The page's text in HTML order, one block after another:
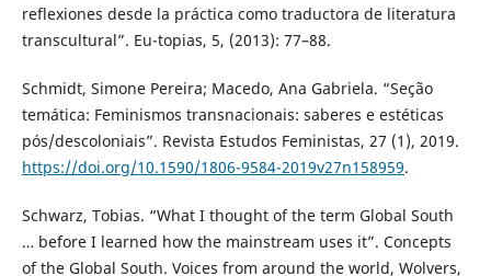
reflexiones desde la práctica como traductora de literatura
transcultural”. Eu-topias, 5, (2013): 77–88.
Schmidt, Simone Pereira; Macedo, Ana Gabriela. “Seção
temática: Feminismos transnacionais: saberes e estéticas
pós/descoloniais”. Revista Estudos Feministas, 27 (1), 2019.
https://doi.org/10.1590/1806-9584-2019v27n158959.
Schwarz, Tobias. “What I thought of the term Global South
… before I learned how the mainstream uses it”. Concepts
of the Global South. Voices from around the world, Wolvers,